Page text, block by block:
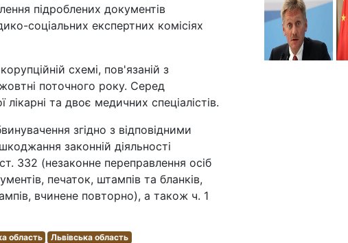
підроблених документів
соціальних експертних комісіях
схемі, пов'язаній з
поточного року. Серед
та двоє медичних спеціалістів.
згідно з відповідними
законній діяльності
332 (незаконне переправлення осіб
печаток, штампів та бланків,
вчинене повторно), а також ч. 1
область
Львівська область